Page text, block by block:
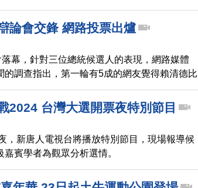
戴連續血糖監測儀，在皮膚貼上葡萄糖感應貼
測；還可把數值傳輸到智慧型手機，讓患者清
血糖的影響數據，及時調整飲食。
論會交鋒 網路投票出爐
幕，針對三位總統候選人的表現，網路媒體
的調查指出，第一輪有5成的網友覺得賴清德比
柯文哲，侯友宜只有3%；第二輪的表現，則是
哲比較好，4成7傾向賴清德，侯友宜為2%。
投票，截止目前為止，有4成6的網友覺得柯文
2024 台灣大選開票夜特別節目
，新唐人電視台將播放特別節目，現場報導候
賓學者為觀眾分析選情。